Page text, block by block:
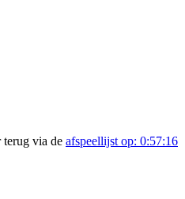
via de afspeellijst op: 0:57:16